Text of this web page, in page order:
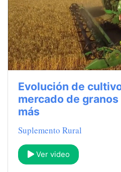
Evolución de
mercado de
más
Suplemento Rural
Ver video